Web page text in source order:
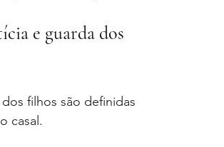
e guarda dos
filhos são definidas
casal.